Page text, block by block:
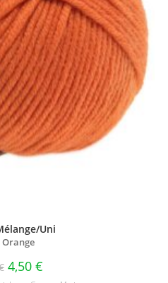
Uni
Orange
4,50 €